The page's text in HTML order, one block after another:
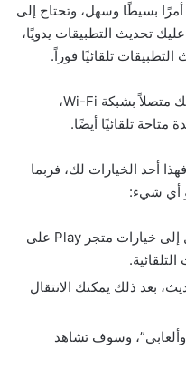
يعد تحديث التطبيقات عبر متجر Play أمرًا بسيطًا وسهل، وتحتاج إلى
تحديث التطبيقات يدويًا،
تلقائيًا فوراً.
وسيقوم هاتفك بالتحديث إذا كان هاتفك متصلاً بشبكة Wi-Fi،
متاحة تلقائيًا أيضًا.
أحد الخيارات لك، فربما
أي شيء:
في البداية، ستحتاج إلى الانتقال إلى خيارات متجر Play على
بعد ذلك يمكنك الانتقال
وسوف تشاهد